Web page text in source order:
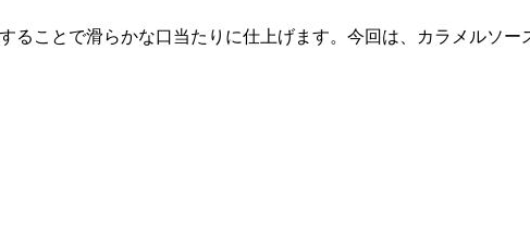
ることで滑らかな口当たりに仕上げます。今回は、カラメルソ